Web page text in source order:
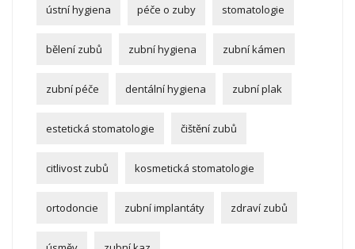
ústní hygiena péče o zuby stomatologie
bělení zubů zubní hygiena zubní kámen
zubní péče dentální hygiena zubní plak
estetická stomatologie čištění zubů
citlivost zubů kosmetická stomatologie
ortodoncie zubní implantáty zdraví zubů